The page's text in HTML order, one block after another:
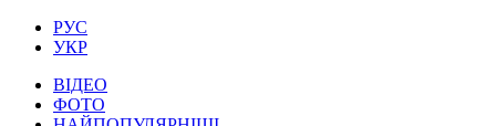
РУС
УКР
ВІДЕО
ФОТО